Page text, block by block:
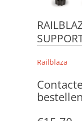
Railblaza
bestellen